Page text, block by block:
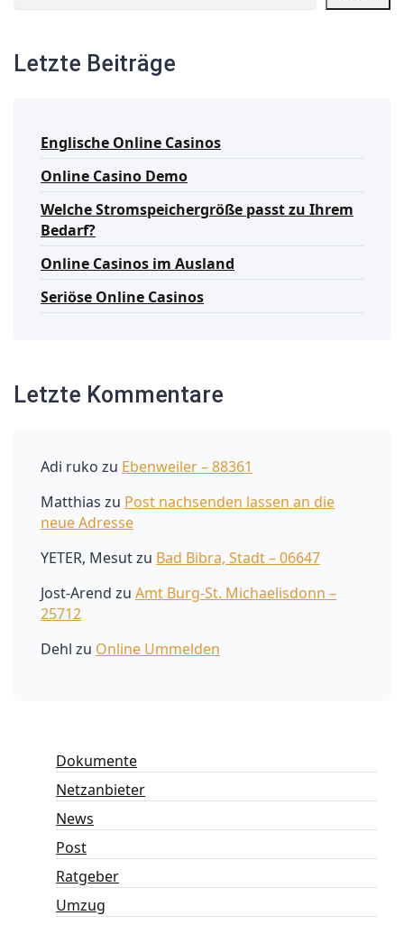
Letzte Beiträge
Englische Online Casinos
Online Casino Demo
Welche Stromspeichergröße passt zu Ihrem
Bedarf?
Online Casinos im Ausland
Seriöse Online Casinos
Letzte Kommentare
Adi ruko zu Ebenweiler – 88361
Matthias zu Post nachsenden lassen an die
neue Adresse
YETER, Mesutzu Bad Bibra, Stadt – 06647
Jost-Arend zu Amt Burg-St. Michaelisdonn –
25712
Dehl zu Online Ummelden
Dokumente
Netzanbieter
News
Post
Ratgeber
Umzug